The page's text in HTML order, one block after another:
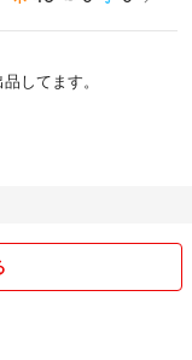
してます。